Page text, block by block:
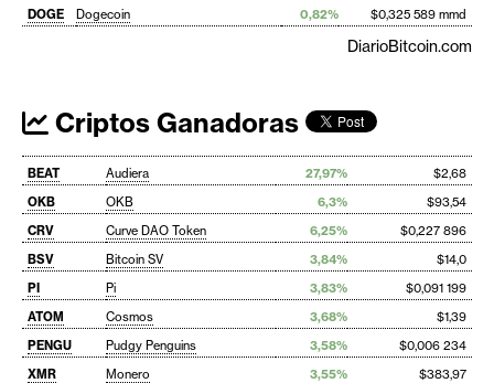
DOGE
Dogecoin 0,82% $0,325 589 mmd
DiarioBitcoin.com
Criptos Ganadoras
BEAT Audiera 27,97%
$2,68
OKB
OKB 6,3%
$93,54
CRV
Curve DAO Token 6,25%
$0,227 896
BSV
Bitcoin SV 3,84%
$14,0
PI
Pi 3,83%
$0,091 199
ATOM
Cosmos 3,68%
$1,39
PENGU
Pudgy Penguins 3,58%
$0,006 234
XMR
Monero 3,55%
$383,97